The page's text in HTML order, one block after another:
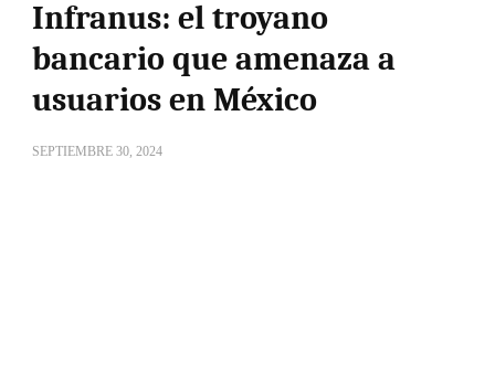
Infranus: el troyano
bancario que amenaza a
usuarios en México
SEPTIEMBRE 30, 2024